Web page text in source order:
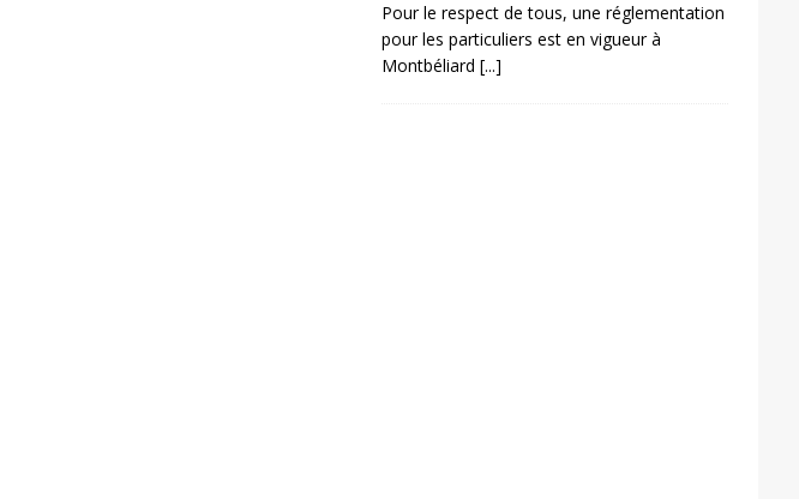
Pour le respect de tous, une réglementation
pour les particuliers est en vigueur à
Montbéliard [...]